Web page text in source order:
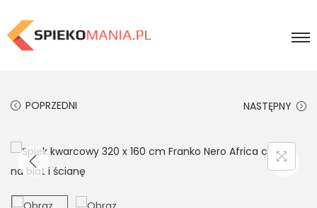
POPRZEDNI NASTĘPNY